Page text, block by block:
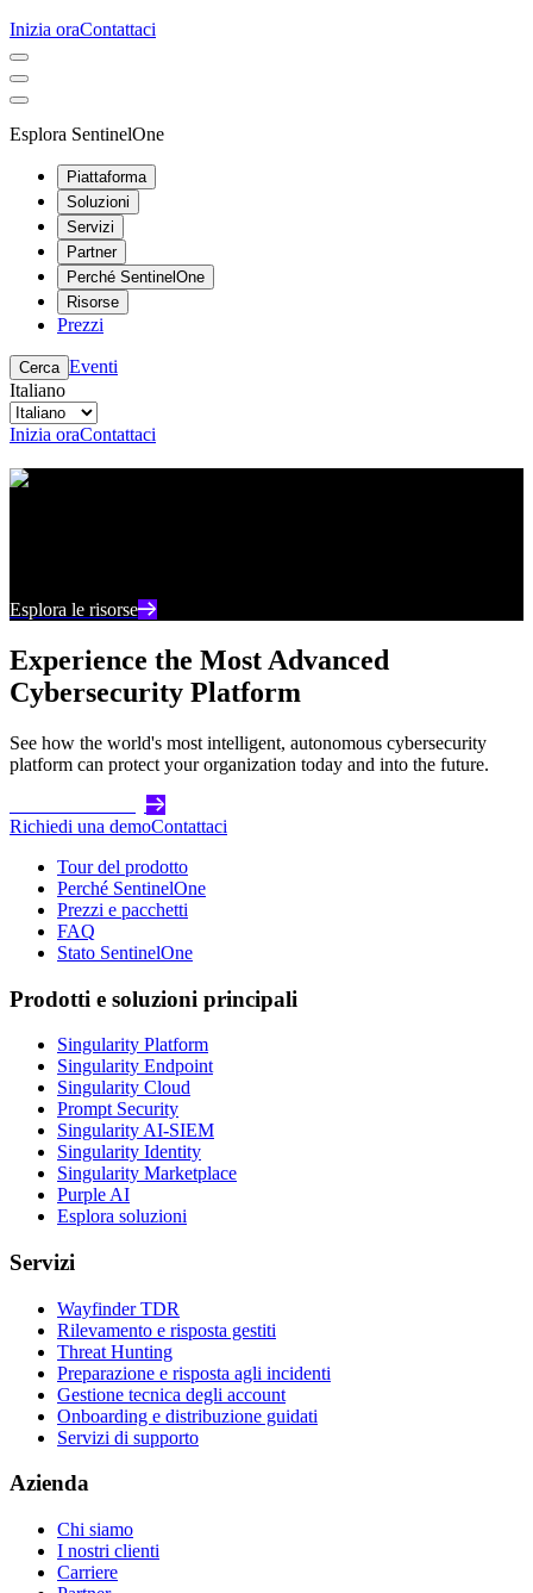
Inizia oraContattaci
Esplora SentinelOne
Piattaforma
Soluzioni
Servizi
Partner
Perché SentinelOne
Risorse
Prezzi
Cerca Eventi
Italiano
Inizia oraContattaci
Centro risorse
Esplora le risorse
Experience the Most Advanced
Cybersecurity Platform
See how the world's most intelligent, autonomous cybersecurity
platform can protect your organization today and into the future.
Richiedi una demoContattaci
Tour del prodotto
Perché SentinelOne
Prezzi e pacchetti
FAQ
Stato SentinelOne
Prodotti e soluzioni principali
Singularity Platform
Singularity Endpoint
Singularity Cloud
Prompt Security
Singularity AI-SIEM
Singularity Identity
Singularity Marketplace
Purple AI
Esplora soluzioni
Servizi
Wayfinder TDR
Rilevamento e risposta gestiti
Threat Hunting
Preparazione e risposta agli incidenti
Gestione tecnica degli account
Onboarding e distribuzione guidati
Servizi di supporto
Azienda
Chi siamo
I nostri clienti
Carriere